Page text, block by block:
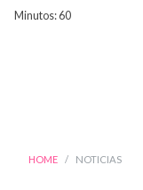
Minutos: 60
HOME NOTICIAS